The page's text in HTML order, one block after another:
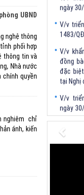
UBND
nghệ thông
phối hợp
thông tin và
Nhà nước
quyền
nghiêm chỉ
ánh, kiến
V/v
1483/
V/v
đồng
đặc
tại Nghị
V/v
ngày
thuật
Công
V/v